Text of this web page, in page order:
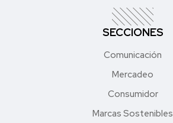
SECCIONES
Comunicación
Mercadeo
Consumidor
Marcas Sostenibles